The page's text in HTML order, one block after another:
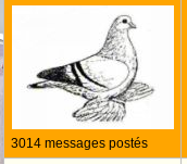
3014 messages postés